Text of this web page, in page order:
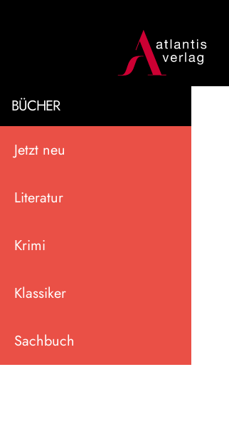
BÜCHER
Jetzt neu
Literatur
Krimi
Klassiker
Sachbuch